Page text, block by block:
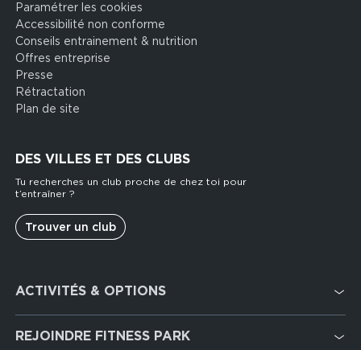
Paramétrer les cookies
Accessibilité non conforme
Conseils entrainement & nutrition
Offres entreprise
Presse
Rétractation
Plan de site
DES VILLES ET DES CLUBS
Tu recherches un club proche de chez toi pour
t’entraîner ?
Trouver un club
services
ACTIVITÉS & OPTIONS
Cardio Training
REJOINDRE FITNESS PARK